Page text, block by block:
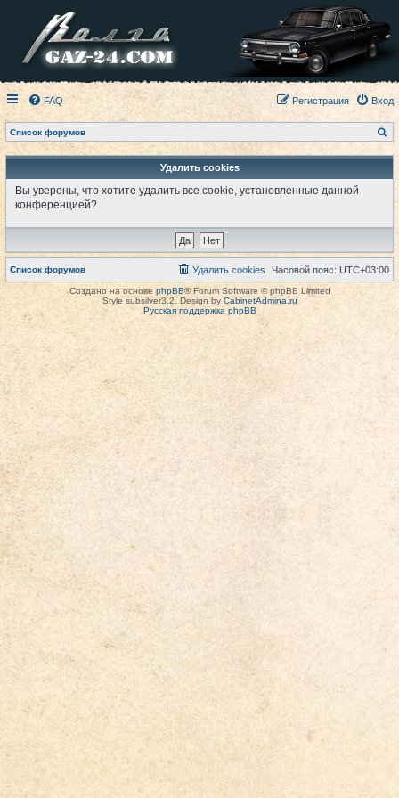
FAQ Вход
Регистрация
Список форумов
о
с
Удалить cookies
Вы уверены, что хотите удалить все cookie, установленные данной
конференцией?
Список форумов Часовой пояс: UTC+03:00
Удалить cookies
Создано на основе phpBB® Forum Software © phpBB Limited
Style subsilver3.2. Design by CabinetAdmina.ru
Русская поддержка phpBB